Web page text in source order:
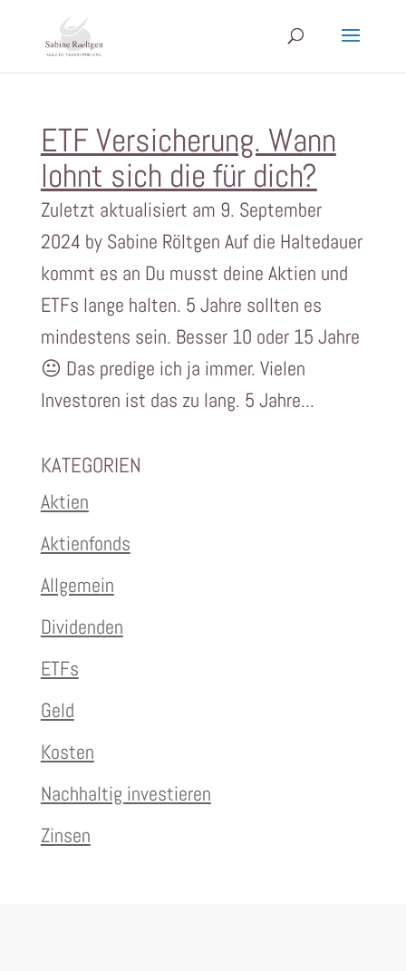
ETF Versicherung. Wann
lohnt sich die für dich?
Zuletzt aktualisiert am 9. September
2024 by Sabine Röltgen Auf die Haltedauer
kommt es an Du musst deine Aktien und
ETFs lange halten. 5 Jahre sollten es
mindestens sein. Besser 10 oder 15 Jahre
😐 Das predige ich ja immer. Vielen
Investoren ist das zu lang. 5 Jahre...
KATEGORIEN
Aktien
Aktienfonds
Allgemein
Dividenden
ETFs
Geld
Kosten
Nachhaltig investieren
Zinsen